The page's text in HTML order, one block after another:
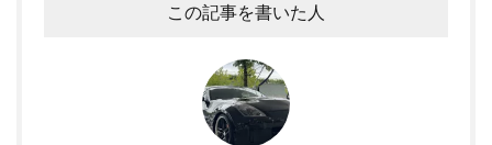
この記事を書いた人